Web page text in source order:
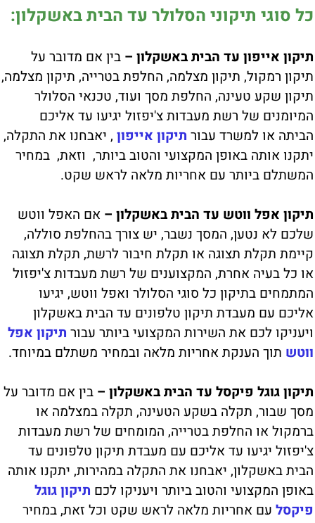
כל סוגי תיקוני הסלולר עד הבית באשקלון:
תיקון אייפון עד הבית באשקלון – בין אם מדובר על
תיקון רמקול, תיקון מצלמה, החלפת בטרייה, תיקון מצלמה,
תיקון שקע טעינה, החלפת מסך ועוד, טכנאי הסלולר
המיומנים של רשת מעבדות צ'יפזול יגיעו עד אליכם
הביתה או למשרד עבור תיקון אייפון , יאבחנו את התקלה,
יתקנו אותה באופן המקצועי והטוב ביותר, וזאת, במחיר
המשתלם ביותר עם אחריות מלאה לראש שקט.
תיקון אפל ווטש עד הבית באשקלון – אם האפל ווטש
שלכם לא נטען, המסך נשבר, יש צורך בהחלפת סוללה,
קיימת תקלת תצוגה או תקלת חיבור לרשת, תקלת תצוגה
או כל בעיה אחרת, המקצוענים של רשת מעבדות צ'יפזול
המתמחים בתיקון כל סוגי הסלולר ואפל ווטש, יגיעו
אליכם עם מעבדת תיקון טלפונים עד הבית באשקלון
ויעניקו לכם את השירות המקצועי ביותר עבור תיקון אפל
ווטש תוך הענקת אחריות מלאה ובמחיר משתלם במיוחד.
תיקון גוגל פיקסל עד הבית באשקלון – בין אם מדובר על
מסך שבור, תקלה בשקע הטעינה, תקלה במצלמה או
ברמקול או החלפת בטרייה, המומחים של רשת מעבדות
צ'יפזול יגיעו עד אליכם עם מעבדת תיקון טלפונים עד
הבית באשקלון, יאבחנו את התקלה במהירות, יתקנו אותה
באופן המקצועי והטוב ביותר ויעניקו לכם תיקון גוגל
פיקסל עם אחריות מלאה לראש שקט וכל זאת, במחיר